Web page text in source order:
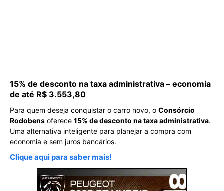
15% de desconto na taxa administrativa – economia
de até R$ 3.553,80
Para quem deseja conquistar o carro novo, o Consórcio
Rodobens oferece 15% de desconto na taxa administrativa.
Uma alternativa inteligente para planejar a compra com
economia e sem juros bancários.
Clique aqui para saber mais!